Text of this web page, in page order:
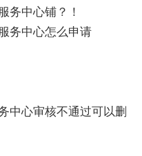
务中心铺？！
务中心怎么申请
中心审核不通过可以删